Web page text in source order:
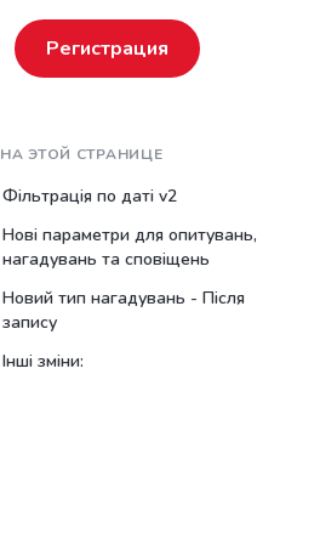
Регистрация
НА ЭТОЙ СТРАНИЦЕ
Фільтрація по даті v2
Нові параметри для опитувань,
нагадувань та сповіщень
Новий тип нагадувань - Після
запису
Інші зміни: